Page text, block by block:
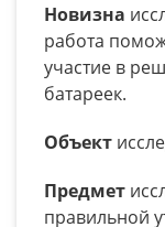
Новизна
работа
участие в
батареек.
Объект
Предмет
правильной